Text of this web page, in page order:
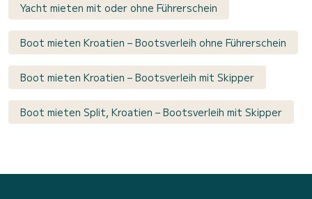
Yacht mieten mit oder ohne Führerschein
Boot mieten Kroatien – Bootsverleih ohne Führerschein
Boot mieten Kroatien – Bootsverleih mit Skipper
Boot mieten Split, Kroatien – Bootsverleih mit Skipper